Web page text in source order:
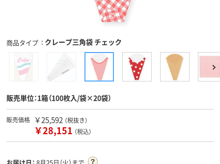
商品タイプ クレープ三角袋 チェック
販売単位：1箱（100枚入/袋×20袋）
販売価格 ￥25,592 （税抜き）
￥28,151 （税込）